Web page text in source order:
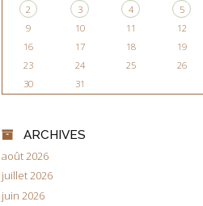
2
3 4 5
9
10 11 12
16
17 18 19
23
24 25 26
30
31
ARCHIVES
août 2026
juillet 2026
juin 2026